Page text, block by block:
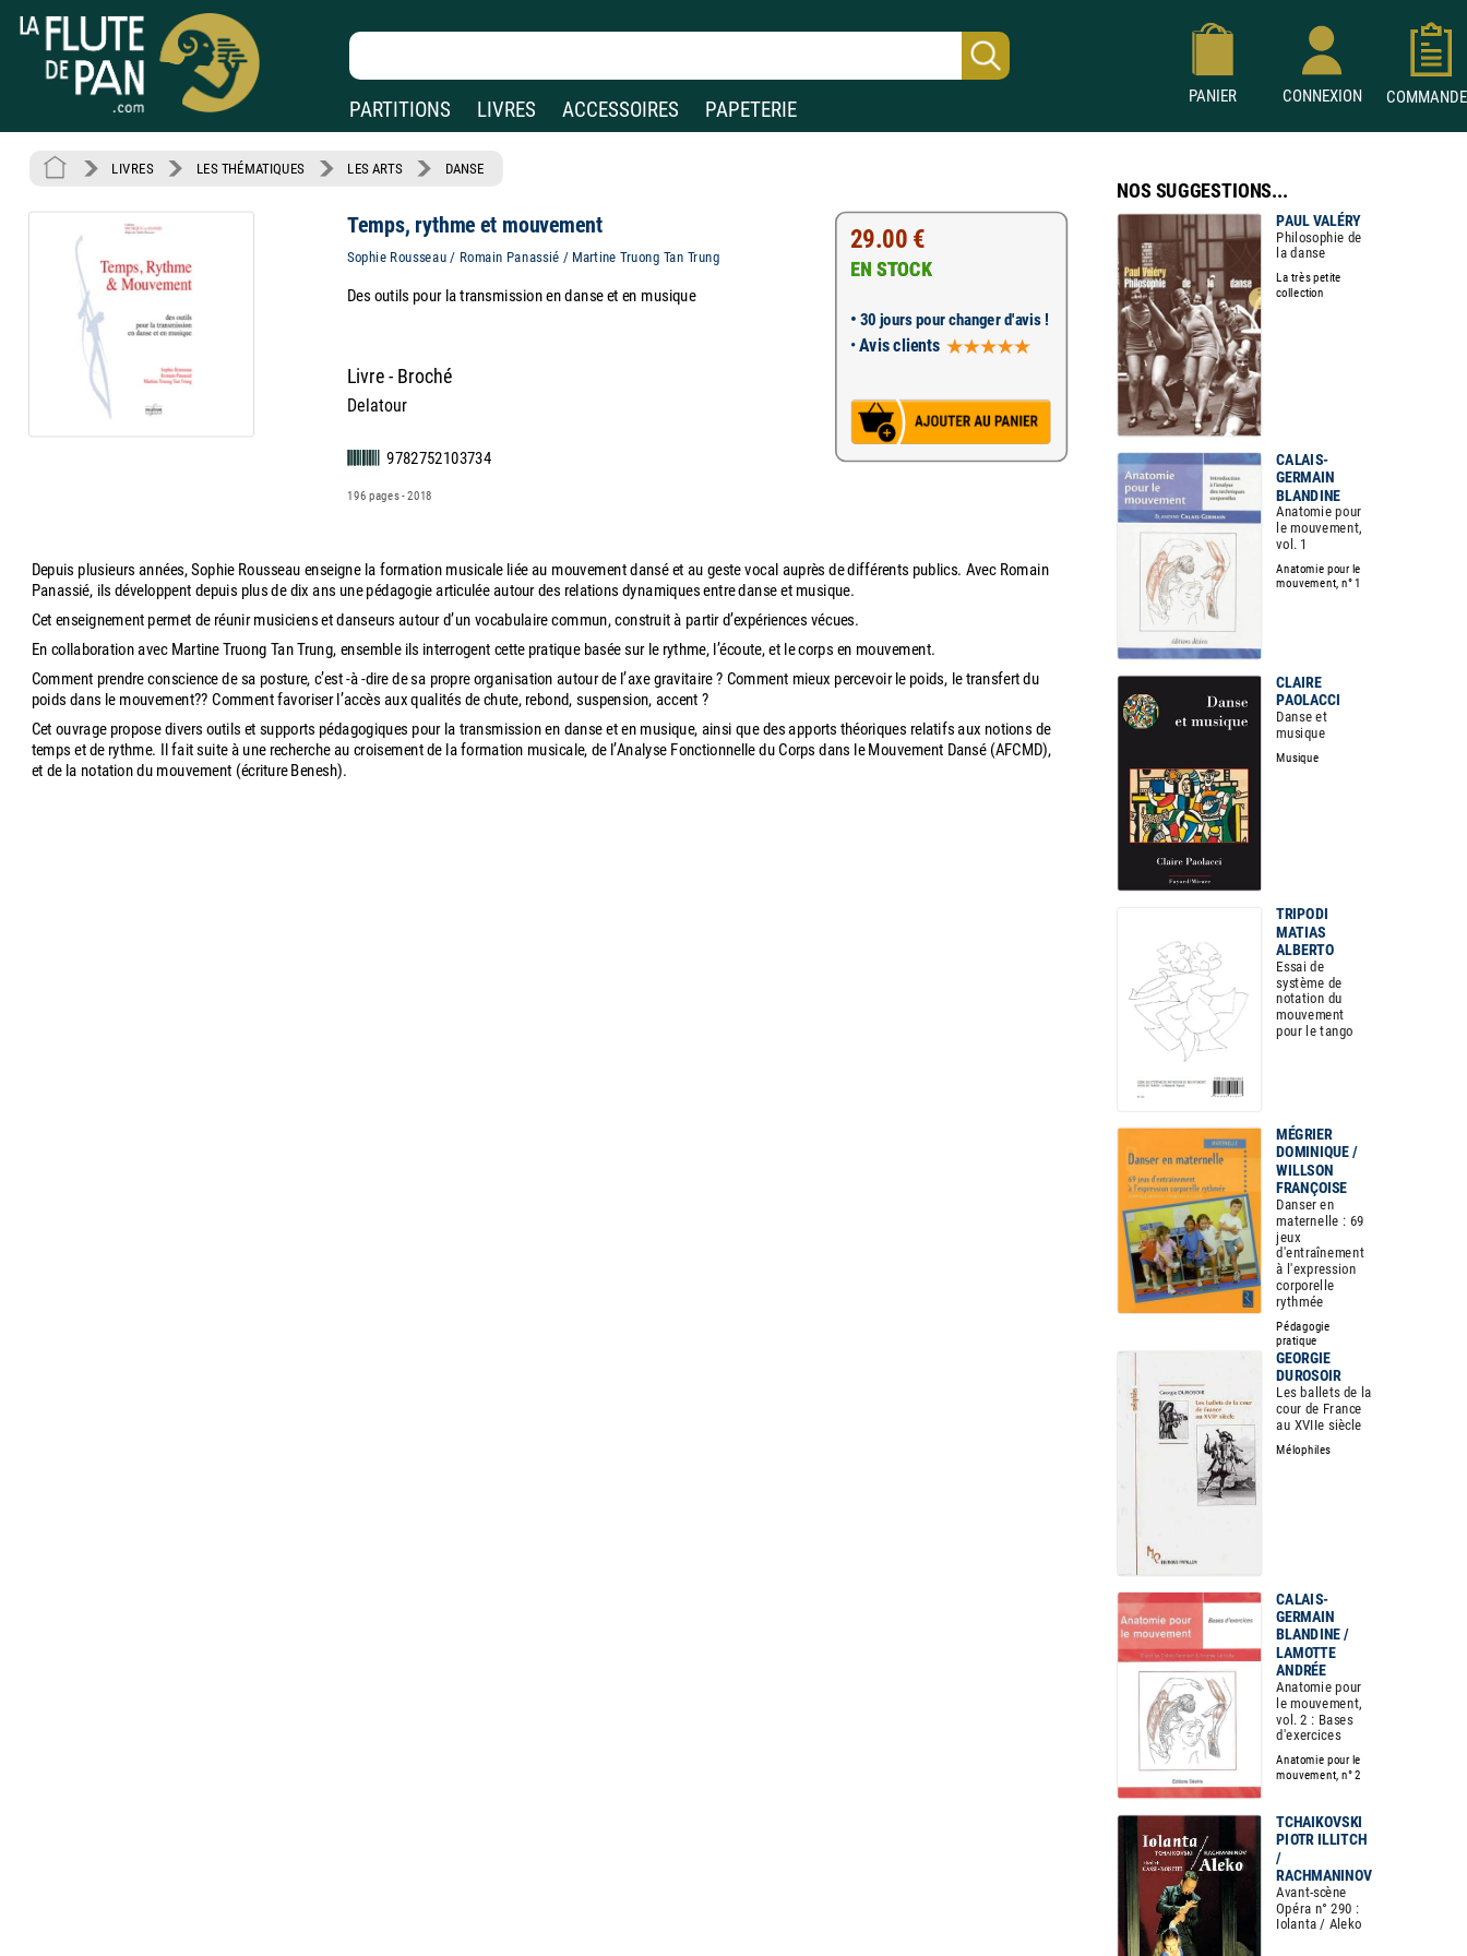
PARTITIONS LIVRES ACCESSOIRES PAPETERIE
PANIER CONNEXION
LIVRES LES THÉMATIQUES LES ARTS DANSE
Temps, rythme et mouvement
Sophie Rousseau / Romain Panassié / Martine Truong Tan Trung
Des outils pour la transmission en danse et en musique
Livre - Broché
Delatour
9782752103734
196 pages - 2018
29.00 €
EN STOCK
• 30 jours pour changer d'avis !
•Avis clients
Depuis plusieurs années, Sophie Rousseau enseigne la formation musicale liée au mouvement dansé et au geste vocal auprès de différents publics. Avec Romain
Panassié, ils développent depuis plus de dix ans une pédagogie articulée autour des relations dynamiques entre danse et musique.
Cet enseignement permet de réunir musiciens et danseurs autour d’un vocabulaire commun, construit à partir d’expériences vécues.
En collaboration avec Martine Truong Tan Trung, ensemble ils interrogent cette pratique basée sur le rythme, l’écoute, et le corps en mouvement.
Comment prendre conscience de sa posture, c’est -à -dire de sa propre organisation autour de l’axe gravitaire ? Comment mieux percevoir le poids, le transfert du
poids dans le mouvement?? Comment favoriser l’accès aux qualités de chute, rebond, suspension, accent ?
Cet ouvrage propose divers outils et supports pédagogiques pour la transmission en danse et en musique, ainsi que des apports théoriques relatifs aux notions de
temps et de rythme. Il fait suite à une recherche au croisement de la formation musicale, de l’Analyse Fonctionnelle du Corps dans le Mouvement Dansé (AFCMD),
et de la notation du mouvement (écriture Benesh).
NOS SUGGESTIONS...
PAUL VALÉRY
Philosophie de
la danse
La très petite
collection
CALAIS-
GERMAIN
BLANDINE
Anatomie pour
le mouvement,
vol. 1
Anatomie pour le
mouvement, n° 1
CLAIRE
PAOLACCI
Danse et
musique
Musique
TRIPODI
MATIAS
ALBERTO
Essai de
système de
notation du
mouvement
pour le tango
MÉGRIER
DOMINIQUE /
WILLSON
FRANÇOISE
Danser en
maternelle : 69
jeux
d'entraînement
à l'expression
corporelle
rythmée
Pédagogie
pratique
GEORGIE
DUROSOIR
Les ballets de la
cour de France
au XVIIe siècle
Mélophiles
CALAIS-
GERMAIN
BLANDINE /
LAMOTTE
ANDRÉE
Anatomie pour
le mouvement,
vol. 2 : Bases
d'exercices
Anatomie pour le
mouvement, n° 2
TCHAIKOVSKI
PIOTR ILLITCH
/
RACHMANINOV
Avant-scène
Opéra n° 290 :
Iolanta / Aleko